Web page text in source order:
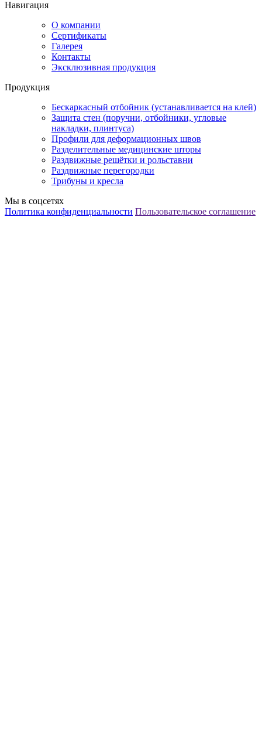
Навигация
О компании
Сертификаты
Галерея
Контакты
Эксклюзивная продукция
Продукция
Бескаркасный отбойник (устанавливается на клей)
Защита стен (поручни, отбойники, угловые
накладки, плинтуса)
Профили для деформационных швов
Разделительные медицинские шторы
Раздвижные решётки и рольставни
Раздвижные перегородки
Трибуны и кресла
Мы в соцсетях
Политика конфиденциальности Пользовательское соглашение